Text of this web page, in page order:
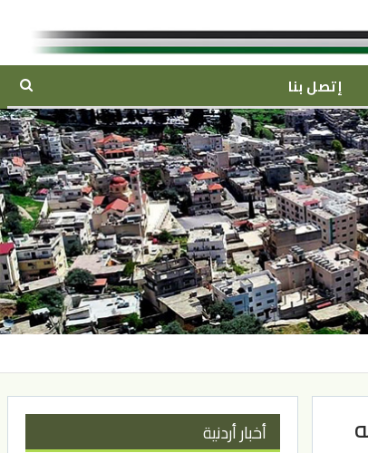
إتصل بنا
أخبار أردنية